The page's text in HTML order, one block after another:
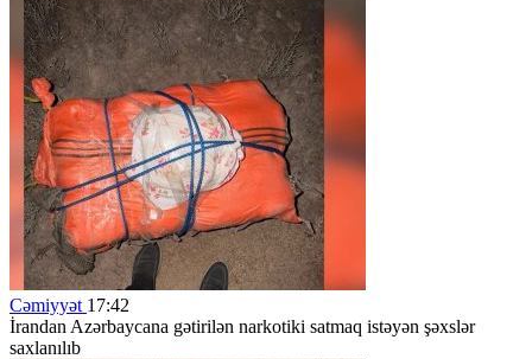
Cəmiyyət 17:42
İrandan Azərbaycana gətirilən narkotiki satmaq istəyən şəxslər
saxlanılıb